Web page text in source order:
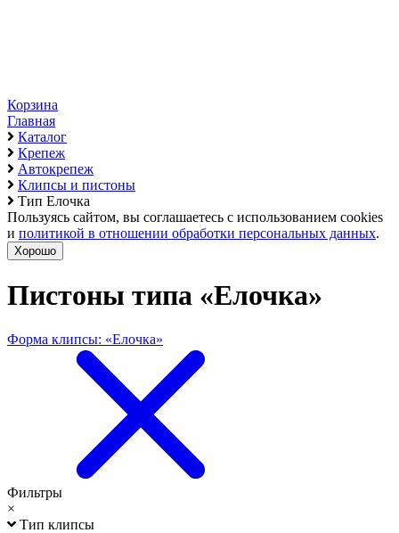
Корзина
Главная
Каталог
Крепеж
Автокрепеж
Клипсы и пистоны
Тип Елочка
Пользуясь сайтом, вы соглашаетесь с использованием cookies
и политикой в отношении обработки персональных данных.
Хорошо
Пистоны типа «Елочка»
Форма клипсы: «Елочка»
Фильтры
×
Тип клипсы